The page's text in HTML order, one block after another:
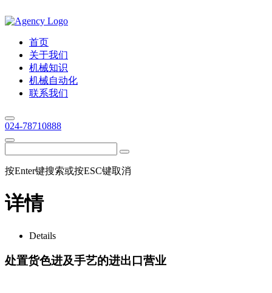
首页
关于我们
机械知识
机械自动化
联系我们
024-78710888
按Enter键搜索或按ESC键取消
详情
Details
处置货色进及手艺的进出口营业